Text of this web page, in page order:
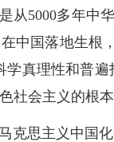
从5000多年中
中国落地生根
学真理性和普
社会主义的根
克思主义中国